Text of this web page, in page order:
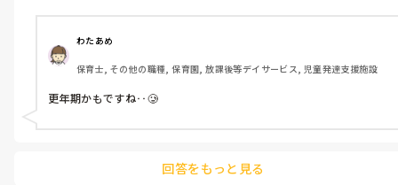
どの方も意味がわかるし、伝わるよと言ってくれました。
でも園長にだけは機嫌がいい時以外、全く伝わらず、私の言い方
園長に伝えている時、事務所にいてもらって伝え方を聞いてもら
ったこともありましたが意味が分かるし伝わると答えてくれまし
私は園長に嫌われていたのかな。
わたあめ
保育士, その他の職種, 保育園, 放課後等デイサービス, 児童発達支援施設
更年期かもですね‥🥲
回答をもっと見る